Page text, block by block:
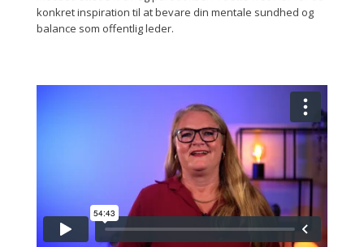
konkret inspiration til at bevare din mentale sundhed og
balance som offentlig leder.